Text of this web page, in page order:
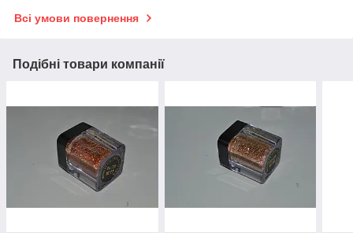
Всі умови повернення
Подібні товари компанії